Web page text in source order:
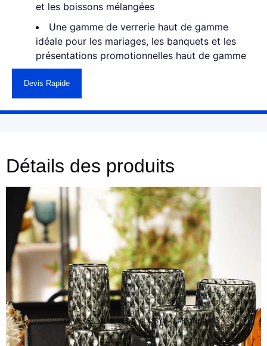
et les boissons mélangées
Une gamme de verrerie haut de gamme
idéale pour les mariages, les banquets et les
présentations promotionnelles haut de gamme
Devis Rapide
Détails des produits